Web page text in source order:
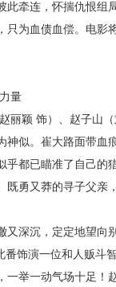
牵连，怀揣仇恨组
只为血债血偿。电影
量
丽颖 饰）、赵子山
似。崔大路面带血
都已瞄准了自己的
勇又莽的寻子父亲
深沉，定定地望向
番饰演一位和人贩斗
举一动气场十足！